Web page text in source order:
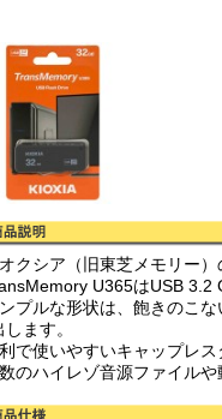
クシア（旧東芝メモリー
U365はUSB 3.2
プルな形状は、飽きのこ
します。
で使いやすいキャップレ
のハイレゾ音源ファイル